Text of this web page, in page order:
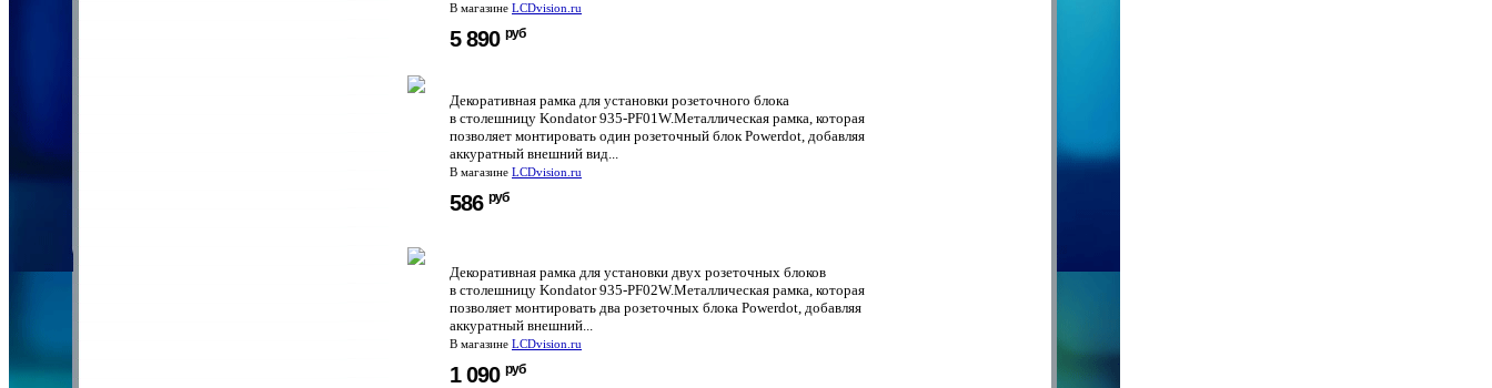
В магазине LCDvision.ru
5 890 руб
Декоративная рамка для установки розеточного блока
в столешницу Kondator 935-PF01W.Металлическая рамка, которая
позволяет монтировать один розеточный блок Powerdot, добавляя
аккуратный внешний вид...
В магазине LCDvision.ru
586 руб
Декоративная рамка для установки двух розеточных блоков
в столешницу Kondator 935-PF02W.Металлическая рамка, которая
позволяет монтировать два розеточных блока Powerdot, добавляя
аккуратный внешний...
В магазине LCDvision.ru
1 090 руб